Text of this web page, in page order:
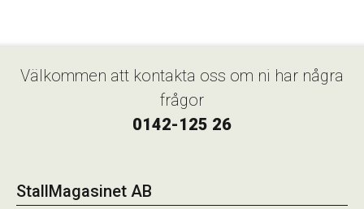
Välkommen att kontakta oss om ni har några
frågor
0142-125 26
StallMagasinet AB